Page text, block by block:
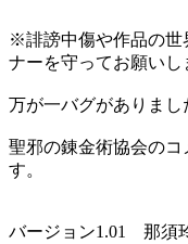
※誹謗中傷や作品の世
ナーを守ってお願いし
万が一バグがありま
聖邪の錬金術協会のコ
す。
バージョン1.01 那須